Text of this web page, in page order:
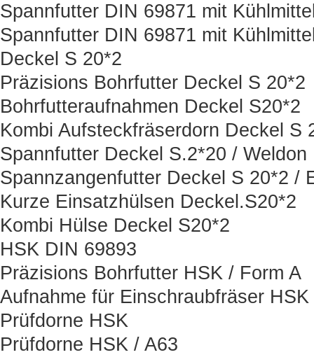
Spannfutter DIN 69871 mit
Spannfutter DIN 69871 mit
Deckel S 20*2
Präzisions Bohrfutter Deckel S 20*2
Bohrfutteraufnahmen Deckel S20*2
Kombi Aufsteckfräserdorn Deckel S
Spannfutter Deckel S.2*20 / Weldon
Spannzangenfutter Deckel S 20*2 /
Kurze Einsatzhülsen Deckel.S20*2
Kombi Hülse Deckel S20*2
HSK DIN 69893
Präzisions Bohrfutter HSK / Form A
Aufnahme für Einschraubfräser HSK
Prüfdorne HSK
Prüfdorne HSK / A63